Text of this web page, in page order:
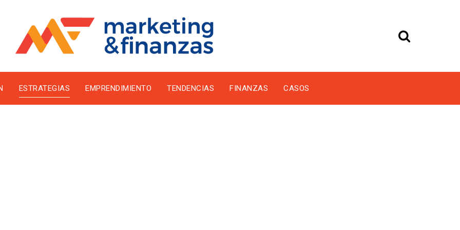
ESTRATEGIAS EMPRENDIMIENTO TENDENCIAS FINANZAS CASOS